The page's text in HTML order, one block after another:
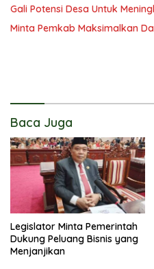
Gali Potensi Desa Untuk
Minta Pemkab Maksimalkan
Baca Juga
Legislator Minta Pemerintah
Dukung Peluang Bisnis yang
Menjanjikan